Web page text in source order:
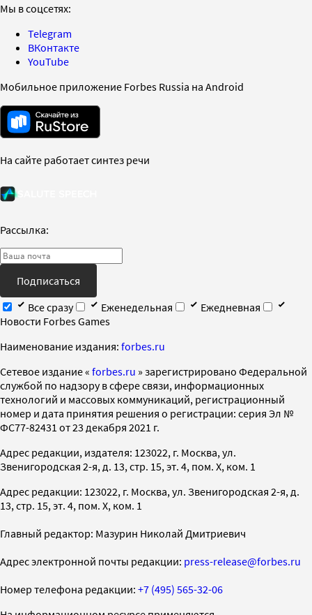
Мы в соцсетях:
Telegram
ВКонтакте
YouTube
Мобильное приложение Forbes Russia на Android
На сайте работает синтез речи
Рассылка:
Подписаться
Все сразу
Еженедельная
Ежедневная
Новости Forbes Games
Наименование издания: forbes.ru
Cетевое издание « forbes.ru » зарегистрировано Федеральной
службой по надзору в сфере связи, информационных
технологий и массовых коммуникаций, регистрационный
номер и дата принятия решения о регистрации: серия Эл №
ФС77-82431 от 23 декабря 2021 г.
Адрес редакции, издателя: 123022, г. Москва, ул.
Звенигородская 2-я, д. 13, стр. 15, эт. 4, пом. X, ком. 1
Адрес редакции: 123022, г. Москва, ул. Звенигородская 2-я, д.
13, стр. 15, эт. 4, пом. X, ком. 1
Главный редактор: Мазурин Николай Дмитриевич
Адрес электронной почты редакции: press-release@forbes.ru
Номер телефона редакции: +7 (495) 565-32-06